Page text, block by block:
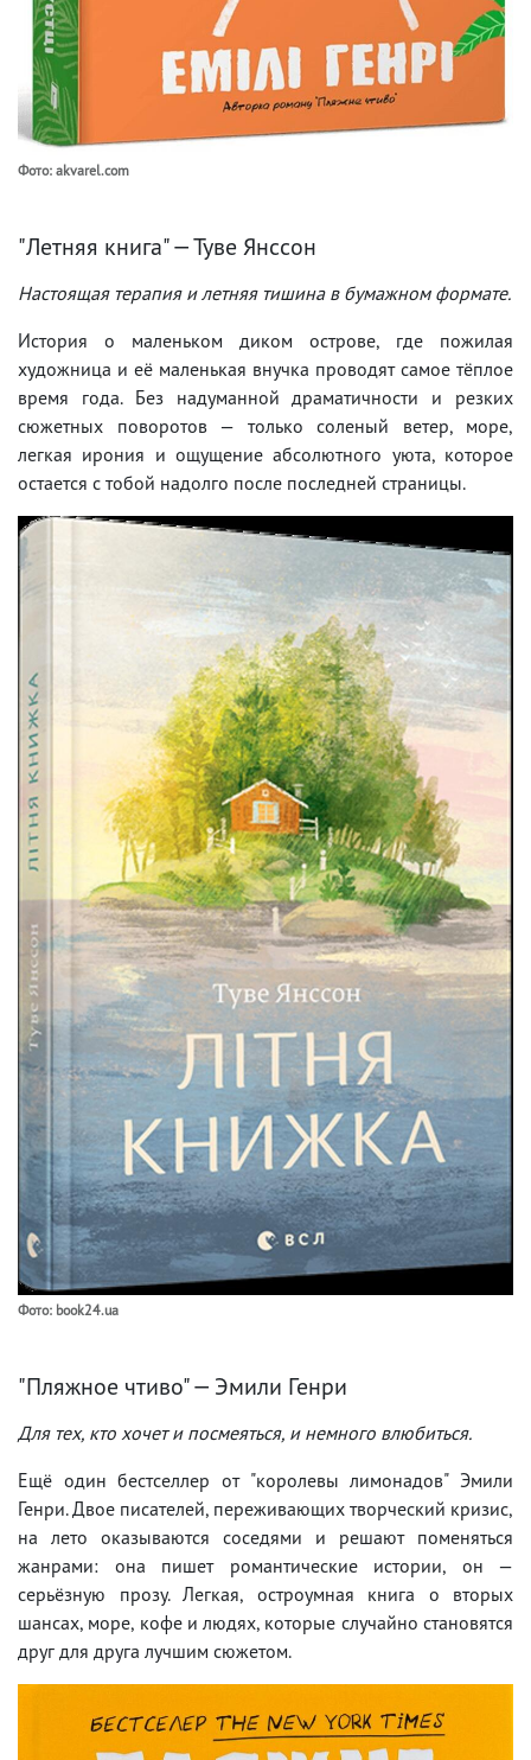
Фото: akvarel.com
"Летняя книга" — Туве Янссон
Настоящая терапия и летняя тишина в бумажном формате.
История о маленьком диком острове, где пожилая
художница и её маленькая внучка проводят самое тёплое
время года. Без надуманной драматичности и резких
сюжетных поворотов — только соленый ветер, море,
легкая ирония и ощущение абсолютного уюта, которое
остается с тобой надолго после последней страницы.
Фото: book24.ua
"Пляжное чтиво" — Эмили Генри
Для тех, кто хочет и посмеяться, и немного влюбиться.
Ещё один бестселлер от "королевы лимонадов" Эмили
Генри. Двое писателей, переживающих творческий кризис,
на лето оказываются соседями и решают поменяться
жанрами: она пишет романтические истории, он —
серьёзную прозу. Легкая, остроумная книга о вторых
шансах, море, кофе и людях, которые случайно становятся
друг для друга лучшим сюжетом.